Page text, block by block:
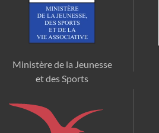
Ministère de la Jeunesse
et des Sports